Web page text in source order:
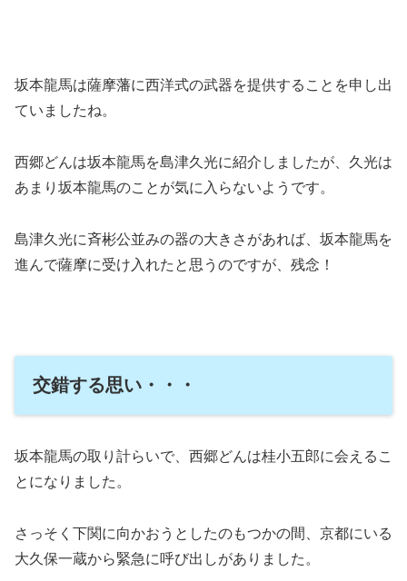
坂本龍馬は薩摩藩に西洋式の武器を提供することを申し出
ていましたね。
西郷どんは坂本龍馬を島津久光に紹介しましたが、久光は
あまり坂本龍馬のことが気に入らないようです。
島津久光に斉彬公並みの器の大きさがあれば、坂本龍馬を
進んで薩摩に受け入れたと思うのですが、残念！
交錯する思い・・・
坂本龍馬の取り計らいで、西郷どんは桂小五郎に会えるこ
とになりました。
さっそく下関に向かおうとしたのもつかの間、京都にいる
大久保一蔵から緊急に呼び出しがありました。